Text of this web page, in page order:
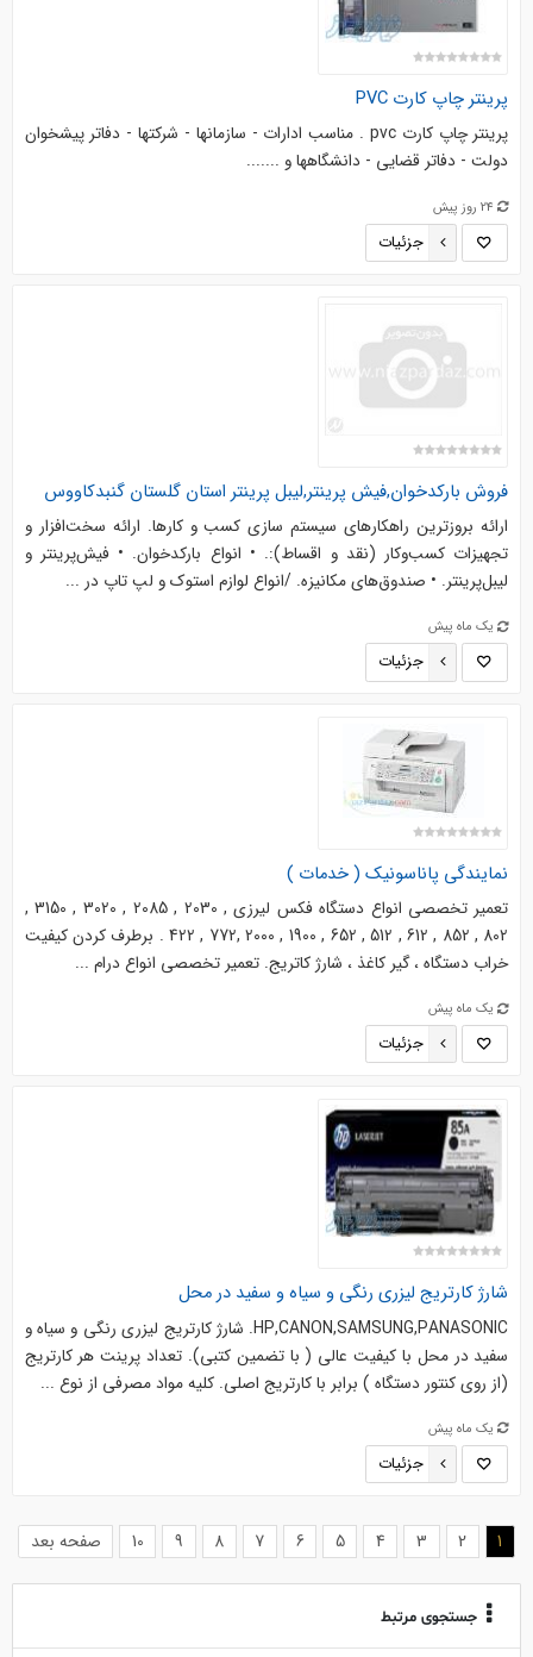
پرینتر چاپ کارت PVC
پرینتر چاپ کارت pvc . مناسب ادارات - سازمانها - شرکتها - دفاتر پیشخوان
دولت - دفاتر قضایی - دانشگاهها و .......
24 روز پیش
جزئیات
فروش بارکدخوان,فیش پرینتر,لیبل پرینتر استان گلستان گنبدکاووس
ارائه بروزترین راهکارهای سیستم سازی کسب و کارها. ارائه سخت‌افزار و
تجهیزات کسب‌وکار (نقد و اقساط):. • انواع بارکدخوان. • فیش‌پرینتر و
لیبل‌پرینتر. • صندوق‌های مکانیزه. /انواع لوازم استوک و لپ تاپ در ...
یک ماه پیش
جزئیات
نمایندگی پاناسونیک ( خدمات )
تعمیر تخصصی انواع دستگاه فکس لیرزی , 2030 , 2085 , 3020 , 3150 ,
802 , 852 , 612 , 512 , 652 , 1900 , 2000 ,772 , 422 . برطرف کردن کیفیت
خراب دستگاه ، گیر کاغذ ، شارژ کاتریج. تعمیر تخصصی انواع درام ...
یک ماه پیش
جزئیات
شارژ کارتریج لیزری رنگی و سیاه و سفید در محل
HP,CANON,SAMSUNG,PANASONIC. شارژ کارتریج لیزری رنگی و سیاه و
سفید در محل با کیفیت عالی ( با تضمین کتبی). تعداد پرینت هر کارتریج
(از روی کنتور دستگاه ) برابر با کارتریج اصلی. کلیه مواد مصرفی از نوع ...
یک ماه پیش
جزئیات
1
(current)
2
3
4
5
6
7
8
9
10 صفحه بعد
جستجوی مرتبط